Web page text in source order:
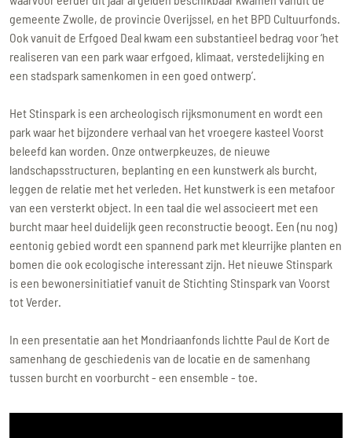
gemeente Zwolle, de provincie Overijssel, en het BPD Cultuurfonds.
Ook vanuit de Erfgoed Deal kwam een substantieel bedrag voor ‘het
realiseren van een park waar erfgoed, klimaat, verstedelijking en
een stadspark samenkomen in een goed ontwerp’.
Het Stinspark is een archeologisch rijksmonument en wordt een
park waar het bijzondere verhaal van het vroegere kasteel Voorst
beleefd kan worden. Onze ontwerpkeuzes, de nieuwe
landschapsstructuren, beplanting en een kunstwerk als burcht,
leggen de relatie met het verleden. Het kunstwerk is een metafoor
van een versterkt object. In een taal die wel associeert met een
burcht maar heel duidelijk geen reconstructie beoogt. Een (nu nog)
eentonig gebied wordt een spannend park met kleurrijke planten en
bomen die ook ecologische interessant zijn. Het nieuwe Stinspark
is een bewonersinitiatief vanuit de Stichting Stinspark van Voorst
tot Verder.
In een presentatie aan het Mondriaanfonds lichtte Paul de Kort de
samenhang de geschiedenis van de locatie en de samenhang
tussen burcht en voorburcht - een ensemble - toe.